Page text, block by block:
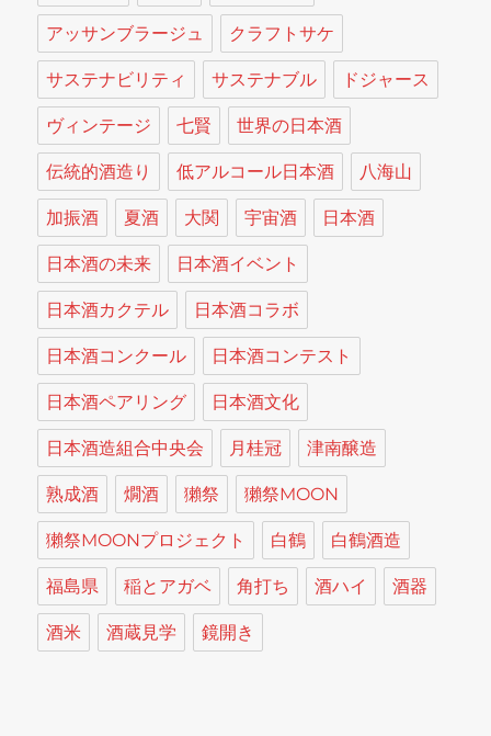
アッサンブラージュ クラフトサケ
サステナビリティ サステナブル ドジャース
ヴィンテージ 七賢 世界の日本酒
伝統的酒造り 低アルコール日本酒 八海山
加振酒 夏酒 大関 宇宙酒 日本酒
日本酒の未来 日本酒イベント
日本酒カクテル 日本酒コラボ
日本酒コンクール 日本酒コンテスト
日本酒ペアリング 日本酒文化
日本酒造組合中央会 月桂冠 津南醸造
熟成酒 燗酒 獺祭 獺祭MOON
獺祭MOONプロジェクト 白鶴 白鶴酒造
福島県 稲とアガベ 角打ち 酒ハイ 酒器
酒米 酒蔵見学 鏡開き